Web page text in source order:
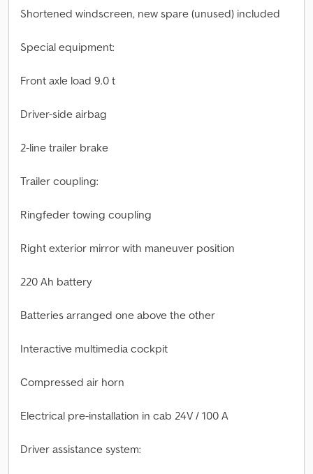
Shortened windscreen, new spare (unused) included
Special equipment:
Front axle load 9.0 t
Driver-side airbag
2-line trailer brake
Trailer coupling:
Ringfeder towing coupling
Right exterior mirror with maneuver position
220 Ah battery
Batteries arranged one above the other
Interactive multimedia cockpit
Compressed air horn
Electrical pre-installation in cab 24V / 100 A
Driver assistance system: